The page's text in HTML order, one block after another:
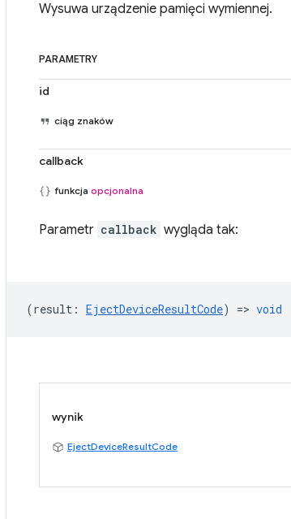
Wysuwa urządzenie pamięci wymiennej.
PARAMETRY
id
ciąg znaków
callback
funkcja opcjonalna
Parametr callback wygląda tak:
(result : EjectDeviceResultCode) => void
wynik
EjectDeviceResultCode